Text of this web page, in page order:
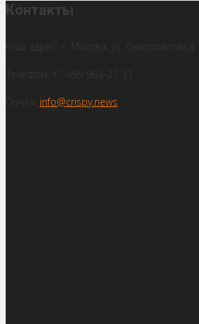
Контакты
Наш адрес: г. Москва, ул. Суворовская д. 6
Телефон: +7 495 963-27-31
Почта: info@crispy.news